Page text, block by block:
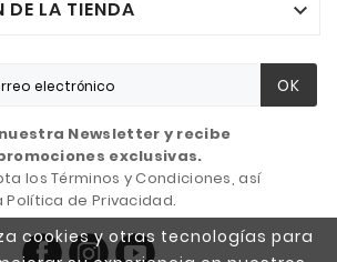
cookies y otras tecnologías para
DE LA TIENDA 
OK
Newsletter y recibe
exclusivas.
los Términos y Condiciones, así
Política de Privacidad.